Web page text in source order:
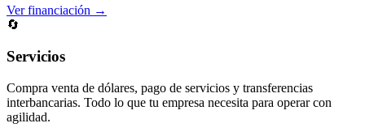
Ver financiación →
🔄
Servicios
Compra venta de dólares, pago de servicios y transferencias
interbancarias. Todo lo que tu empresa necesita para operar con
agilidad.